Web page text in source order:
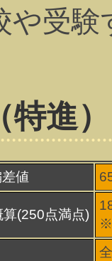
や受
進）
値
(250点満点)
※